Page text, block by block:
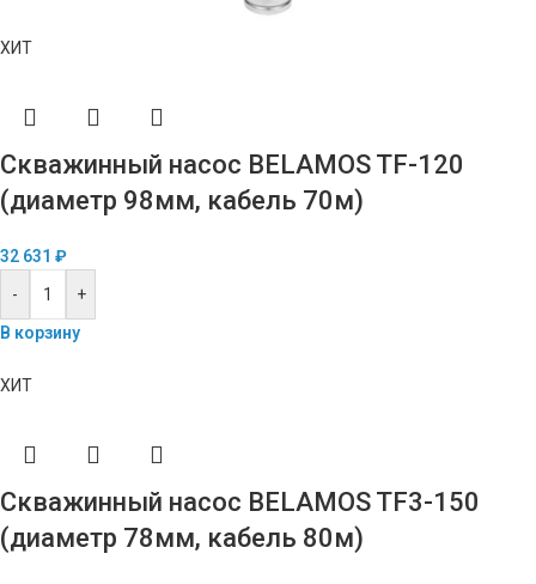
ХИТ
Скважинный насос BELAMOS TF-120
(диаметр 98мм, кабель 70м)
32 631 ₽
-
+
В корзину
ХИТ
Скважинный насос BELAMOS TF3-150
(диаметр 78мм, кабель 80м)